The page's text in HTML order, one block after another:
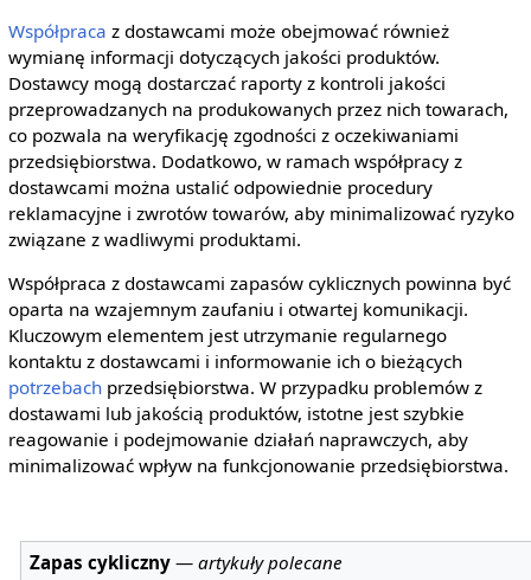
Współpraca z dostawcami może obejmować również
wymianę informacji dotyczących jakości produktów.
Dostawcy mogą dostarczać raporty z kontroli jakości
przeprowadzanych na produkowanych przez nich towarach,
co pozwala na weryfikację zgodności z oczekiwaniami
przedsiębiorstwa. Dodatkowo, w ramach współpracy z
dostawcami można ustalić odpowiednie procedury
reklamacyjne i zwrotów towarów, aby minimalizować ryzyko
związane z wadliwymi produktami.
Współpraca z dostawcami zapasów cyklicznych powinna być
oparta na wzajemnym zaufaniu i otwartej komunikacji.
Kluczowym elementem jest utrzymanie regularnego
kontaktu z dostawcami i informowanie ich o bieżących
potrzebachprzedsiębiorstwa. W przypadku problemów z
dostawami lub jakością produktów, istotne jest szybkie
reagowanie i podejmowanie działań naprawczych, aby
minimalizować wpływ na funkcjonowanie przedsiębiorstwa.
Zapas cykliczny —artykuły polecane